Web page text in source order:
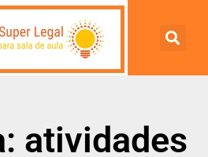
atividades